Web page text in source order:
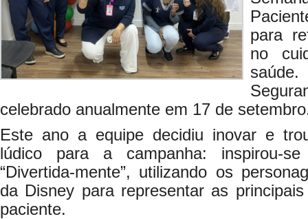
para
no
celebrado anualmente em 17 de
Este ano a equipe decidiu inovar e
lúdico para a campanha: inspirou-
“Divertida-mente”, utilizando os
da Disney para representar as
paciente.